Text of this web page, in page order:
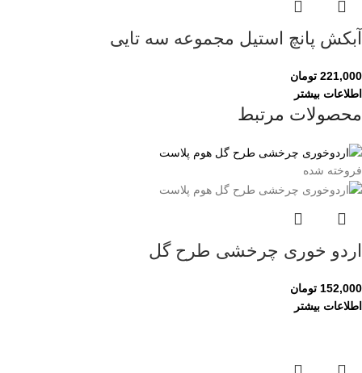
آبکش پانچ استیل مجموعه سه تایی
221,000 تومان
اطلاعات بیشتر
محصولات مرتبط
فروخته شده
اردو خوری چرخشی طرح گل
152,000 تومان
اطلاعات بیشتر